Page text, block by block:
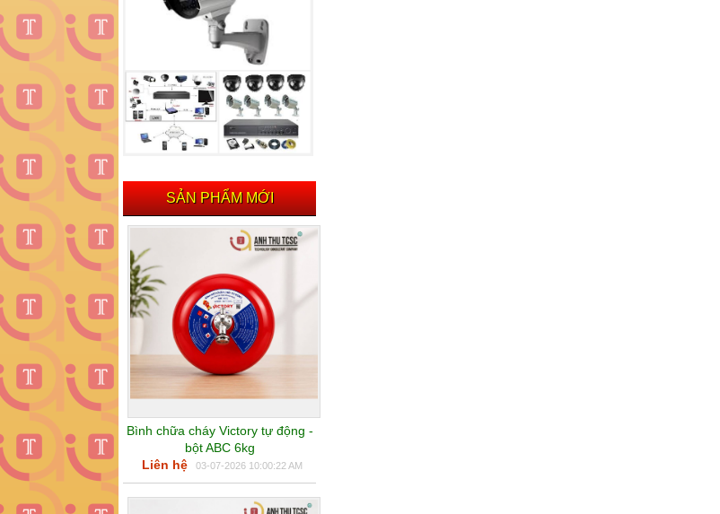
SẢN PHẨM MỚI
Bình chữa cháy Victory tự động -
bột ABC 6kg
Liên hệ
03-07-2026 10:00:22 AM